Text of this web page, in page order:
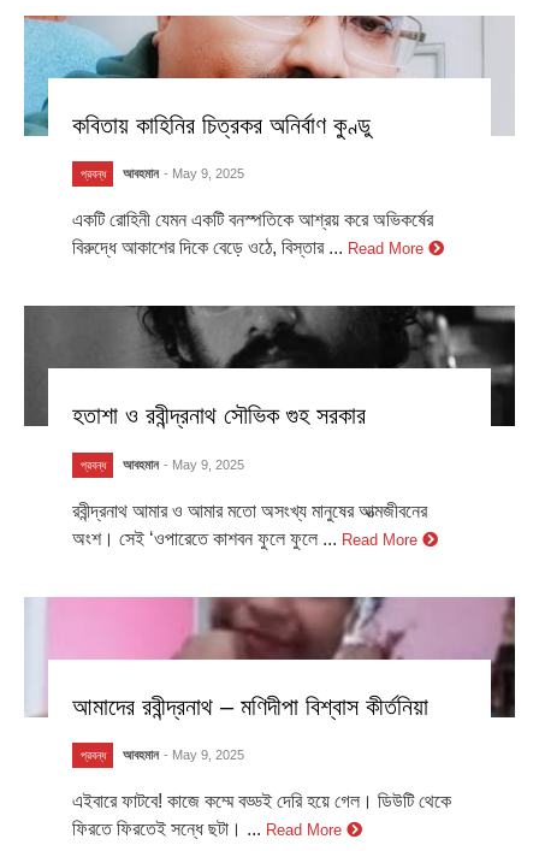
কবিতায় কাহিনির চিত্রকর অনির্বাণ কুণ্ডু
প্রবন্ধ আবহমান - May 9, 2025
একটি রোহিনী যেমন একটি বনস্পতিকে আশ্রয় করে অভিকর্ষের
বিরুদ্ধে আকাশের দিকে বেড়ে ওঠে, বিস্তার ... Read More
হতাশা ও রবীন্দ্রনাথ সৌভিক গুহ সরকার
প্রবন্ধ আবহমান - May 9, 2025
রবীন্দ্রনাথ আমার ও আমার মতো অসংখ্য মানুষের আত্মজীবনের
অংশ। সেই ‘ওপারেতে কাশবন ফুলে ফুলে ... Read More
আমাদের রবীন্দ্রনাথ – মণিদীপা বিশ্বাস কীর্তনিয়া
প্রবন্ধ আবহমান - May 9, 2025
এইবারে ফাটবে! কাজে কম্মে বড্ডই দেরি হয়ে গেল। ডিউটি থেকে
ফিরতে ফিরতেই সন্ধে ছটা। ... Read More